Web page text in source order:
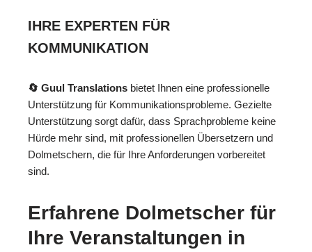
IHRE EXPERTEN FÜR
KOMMUNIKATION
🔄 Guul Translations bietet Ihnen eine professionelle
Unterstützung für Kommunikationsprobleme. Gezielte
Unterstützung sorgt dafür, dass Sprachprobleme keine
Hürde mehr sind, mit professionellen Übersetzern und
Dolmetschern, die für Ihre Anforderungen vorbereitet
sind.
Erfahrene Dolmetscher für
Ihre Veranstaltungen in